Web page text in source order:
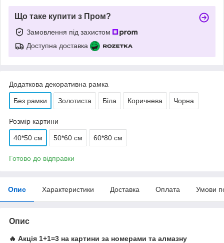
Що таке купити з Пром?
Замовлення під захистом
Доступна доставка
Додаткова декоративна рамка
Без рамки Золотиста Біла Коричнева Чорна
Розмір картини
40*50 см 50*60 см 60*80 см
Готово до відправки
Опис Характеристики Доставка Оплата Умови
Опис
🔥 Акція 1+1=3 на картини за номерами та алмазну